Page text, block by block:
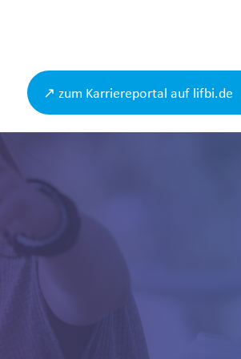
↗ zum Karriereportal auf lifbi.de